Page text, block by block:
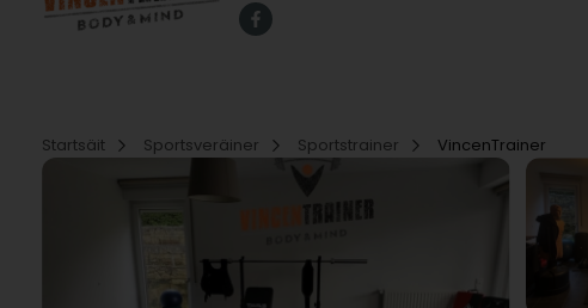
Startsäit Sportsveräiner Sportstrainer VincenTrainer